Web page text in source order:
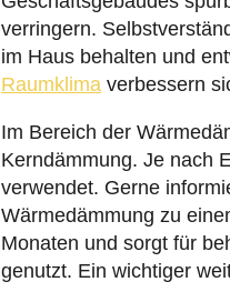
verringern.
im Haus behalten und
Raumklima verbessern
Im Bereich der
Kerndämmung. Je nach
verwendet. Gerne
Wärmedämmung zu
Monaten und sorgt für
genutzt. Ein wichtiger